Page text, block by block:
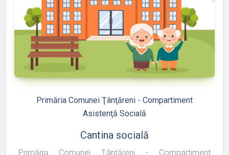
edit
Primăria Comunei Ţânţăreni - Compartiment
Asistenţă Socială
Cantina socială
Primăria Comunei Ţânţăreni - Compartiment